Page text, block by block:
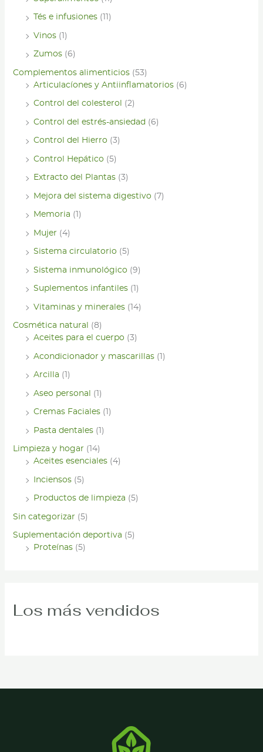
Tés e infusiones (11)
Vinos (1)
Zumos (6)
Complementos alimenticios (53)
Articulacíones y Antiinflamatorios (6)
Control del colesterol (2)
Control del estrés-ansiedad (6)
Control del Hierro (3)
Control Hepático (5)
Extracto del Plantas (3)
Mejora del sistema digestivo (7)
Memoria (1)
Mujer (4)
Sistema circulatorio (5)
Sistema inmunológico (9)
Suplementos infantiles (1)
Vitaminas y minerales (14)
Cosmética natural
(8)
Aceites para el cuerpo (3)
Acondicionador y mascarillas (1)
Arcilla (1)
Aseo personal (1)
Cremas Faciales (1)
Pasta dentales (1)
Limpieza y hogar (14)
Aceites esenciales (4)
Inciensos (5)
Productos de limpieza (5)
Sin categorizar (5)
Suplementación deportiva (5)
Proteínas (5)
Los más vendidos